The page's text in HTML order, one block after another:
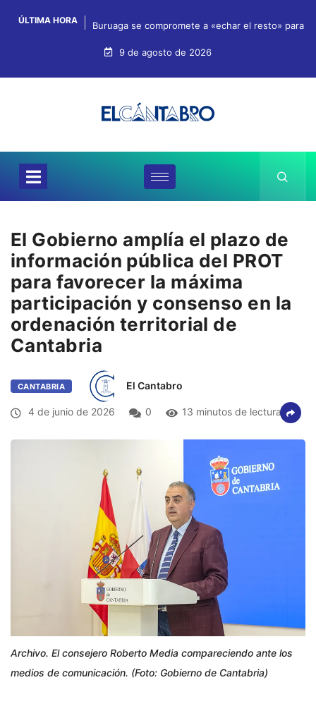
ÚLTIMA HORA Buruaga se compromete a «echar el resto» para
9 de agosto de 2026
El Gobierno amplía el plazo de
información pública del PROT
para favorecer la máxima
participación y consenso en la
ordenación territorial de
Cantabria
CANTABRIA El Cantabro
4 de junio de 2026 0 13 minutos de lectura
Archivo. El consejero Roberto Media compareciendo ante los
medios de comunicación. (Foto: Gobierno de Cantabria)